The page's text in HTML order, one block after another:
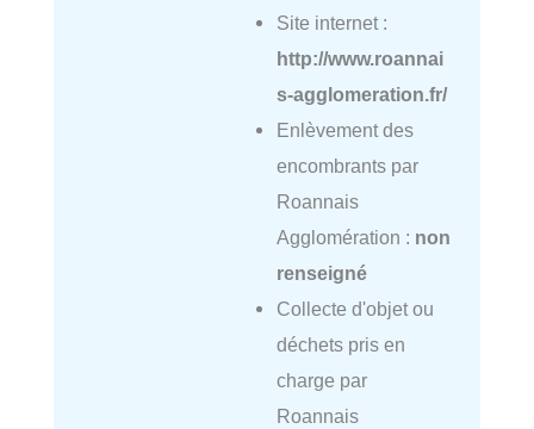
Site internet :
http://www.roannai
s-agglomeration.fr/
Enlèvement des
encombrants par
Roannais
Agglomération : non
renseigné
Collecte d'objet ou
déchets pris en
charge par
Roannais